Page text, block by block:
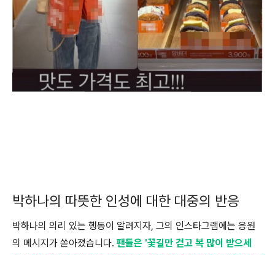
박하나의 따뜻한 인성에 대한 대중의 반응
박하나의 의리 있는 행동이 알려지자, 그의 인스타그램에는 응원
의 메시지가 쏟아졌습니다. 팬들은 '꽃길만 걷고 복 많이 받으세